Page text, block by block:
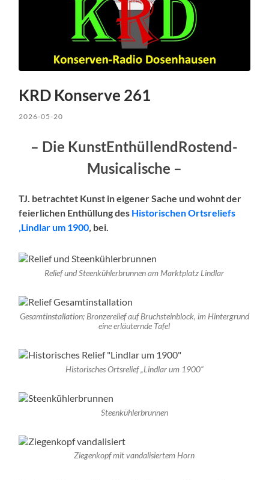
KRD Konserve 261
2026-05-20
– Die KunstEnthüllendRostend-
Musicalische –
TJ. betrachtet Kunst in eigener Sache und wohnt der
feierlichen Enthüllung des Historischen Ortsreliefs
‚Lindlar um 1900‚ bei.
Relief und Steenkühlerbrunnen am Marktplatz Lindlar
Gesamtinstallation; Bronzerelief auf Bruchsteinblock, im Hintergrund
eine erläuternde Tafel
Historisches Ortsrelief „Lindlar um 1900“
Steenkühlerbrunnen
Ziegenkopf mit vandalisiertem Horn